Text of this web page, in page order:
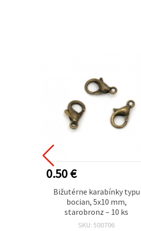
0.50 €
Bižutérne karabínky typu
bocian, 5x10 mm,
starobronz – 10 ks
SKU: 500706